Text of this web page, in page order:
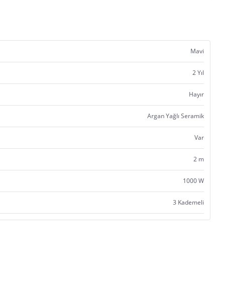
Mavi
2 Yıl
Hayır
Argan Yağlı Seramik
Var
2 m
1000 W
3 Kademeli